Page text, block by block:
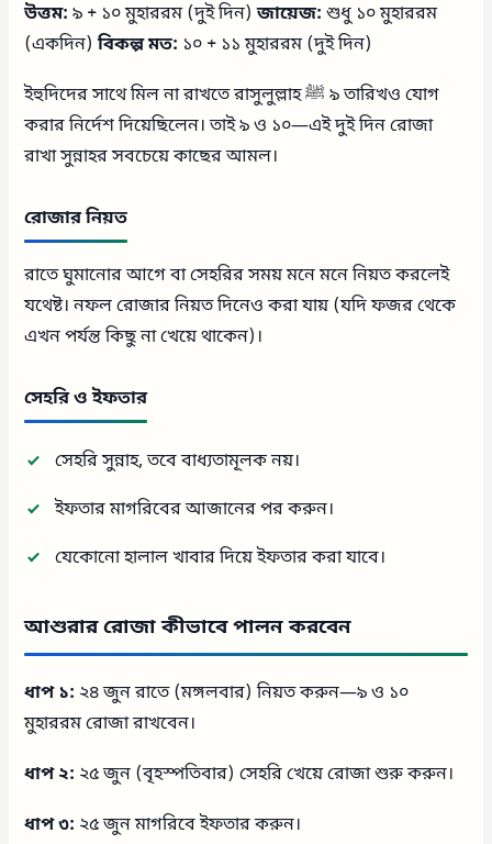
উত্তম: ৯ + ১০ মুহাররম (দুই দিন)জায়েজ: শুধু ১০ মুহাররম
(একদিন)বিকল্প মত: ১০ + ১১ মুহাররম (দুই দিন)
ইহুদিদের সাথে মিল না রাখতে রাসুলুল্লাহ ﷺ ৯ তারিখও যোগ
করার নির্দেশ দিয়েছিলেন। তাই ৯ ও ১০—এই দুই দিন রোজা
রাখা সুন্নাহর সবচেয়ে কাছের আমল।
রোজার নিয়ত
রাতে ঘুমানোর আগে বা সেহরির সময় মনে মনে নিয়ত করলেই
যথেষ্ট। নফল রোজার নিয়ত দিনেও করা যায় (যদি ফজর থেকে
এখন পর্যন্ত কিছু না খেয়ে থাকেন)।
সেহরি ও ইফতার
সেহরি সুন্নাহ, তবে বাধ্যতামূলক নয়।
ইফতার মাগরিবের আজানের পর করুন।
যেকোনো হালাল খাবার দিয়ে ইফতার করা যাবে।
আশুরার রোজা কীভাবে পালন করবেন
ধাপ ১: ২৪ জুন রাতে (মঙ্গলবার) নিয়ত করুন—৯ ও ১০
মুহাররম রোজা রাখবেন।
ধাপ ২: ২৫ জুন (বৃহস্পতিবার) সেহরি খেয়ে রোজা শুরু করুন।
ধাপ ৩: ২৫ জুন মাগরিবে ইফতার করুন।